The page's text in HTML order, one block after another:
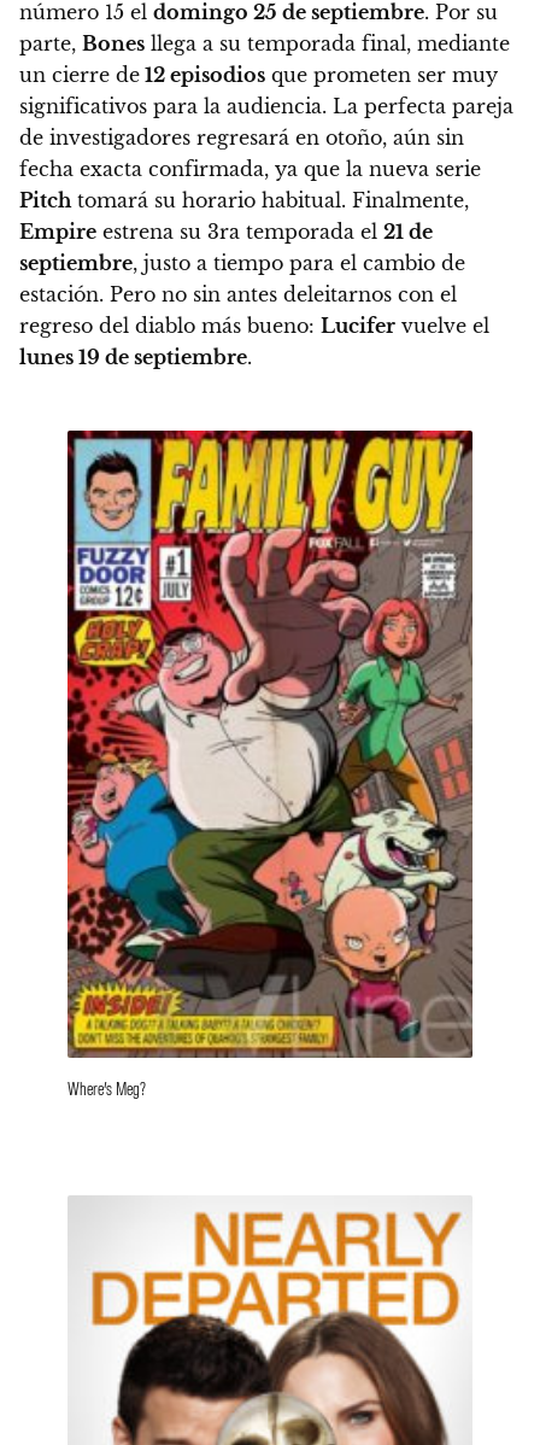
número 15 el domingo 25 de septiembre. Por su
parte, Bones llega a su temporada final, mediante
un cierre de 12 episodios que prometen ser muy
significativos para la audiencia. La perfecta pareja
de investigadores regresará en otoño, aún sin
fecha exacta confirmada, ya que la nueva serie
Pitchtomará su horario habitual. Finalmente,
Empire estrena su 3ra temporada el 21 de
septiembre, justo a tiempo para el cambio de
estación. Pero no sin antes deleitarnos con el
regreso del diablo más bueno: Lucifer vuelve el
lunes 19 de septiembre.
Where’s Meg?